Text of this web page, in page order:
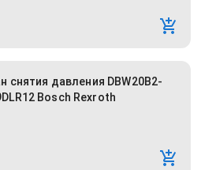
снятия давления DBW20B2-
Bosch Rexroth